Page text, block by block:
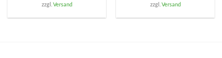
zzgl. Versand
zzgl. Versand